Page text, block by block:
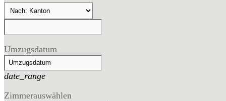
Umzugsdatum
date_range
Zimmerauswählen